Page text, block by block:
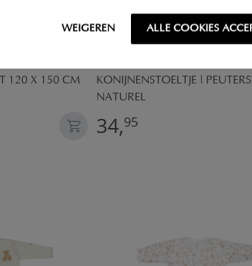
WEIGEREN ALLE COOKIES
120 X 150 CM
KONIJNENSTOELTJE |
NATUREL
34,95